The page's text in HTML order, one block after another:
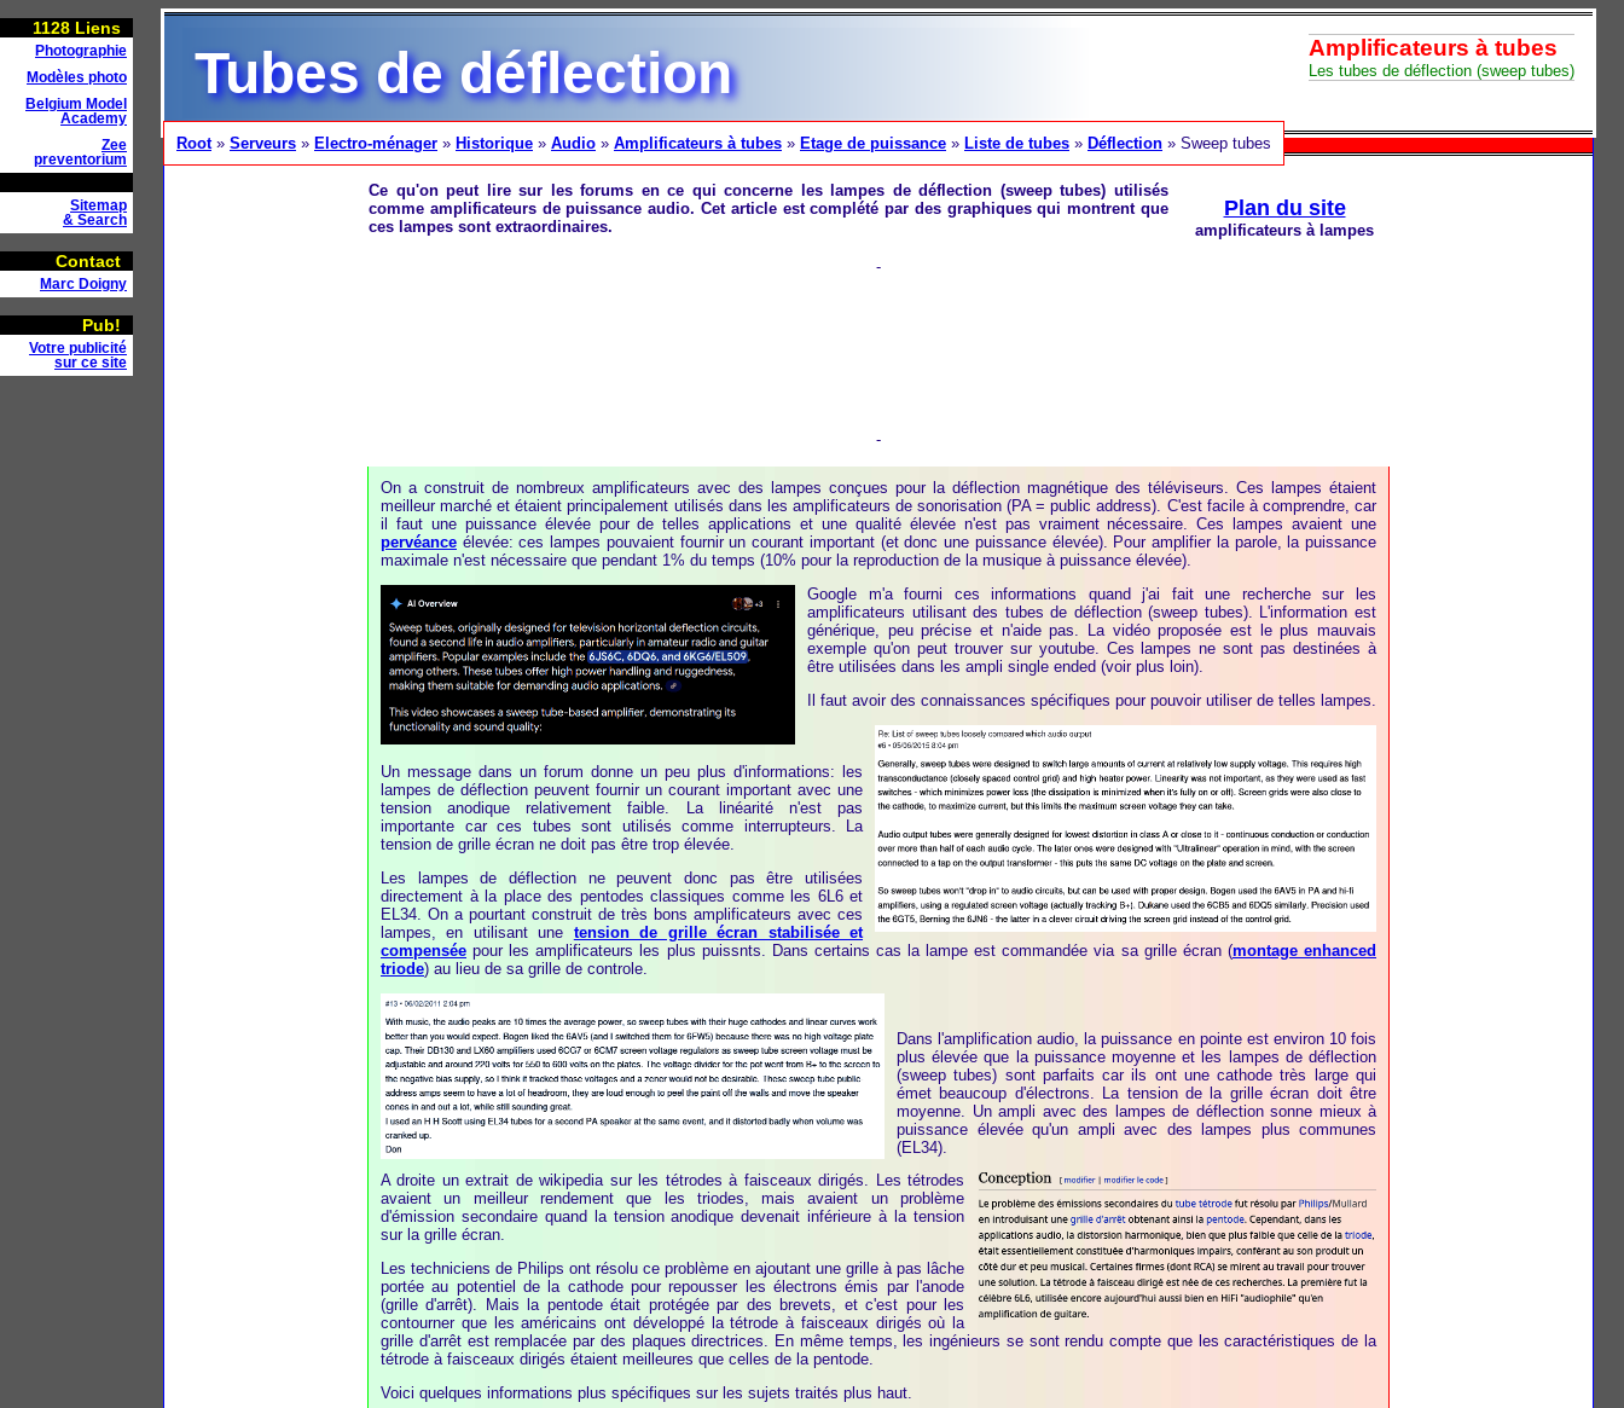
1128 Liens
Photographie
Modèles photo
Belgium Model
Academy
Zee
preventorium
Sitemap
& Search
Contact
Marc Doigny
Pub!
Votre publicité
sur ce site
Amplificateurs à tubes
Les tubes de déflection (sweep tubes)
Tubes de déflection
Root» Serveurs » Electro-ménager » Historique » Audio » Amplificateurs à tubes » Etage de puissance » Liste de tubes » Déflection » Sweep tubes
Plan du site
amplificateurs à lampes
Ce qu'on peut lire sur les forums en ce qui concerne les lampes de déflection (sweep tubes) utilisés
comme amplificateurs de puissance audio. Cet article est complété par des graphiques qui montrent que
ces lampes sont extraordinaires.
-
-
On a construit de nombreux amplificateurs avec des lampes conçues pour la déflection magnétique des téléviseurs. Ces lampes étaient
meilleur marché et étaient principalement utilisés dans les amplificateurs de sonorisation (PA = public address). C'est facile à comprendre, car
il faut une puissance élevée pour de telles applications et une qualité élevée n'est pas vraiment nécessaire. Ces lampes avaient une
pervéance élevée: ces lampes pouvaient fournir un courant important (et donc une puissance élevée). Pour amplifier la parole, la puissance
maximale n'est nécessaire que pendant 1% du temps (10% pour la reproduction de la musique à puissance élevée).
Google m'a fourni ces informations quand j'ai fait une recherche sur les
amplificateurs utilisant des tubes de déflection (sweep tubes). L'information est
générique, peu précise et n'aide pas. La vidéo proposée est le plus mauvais
exemple qu'on peut trouver sur youtube. Ces lampes ne sont pas destinées à
être utilisées dans les ampli single ended (voir plus loin).
Il faut avoir des connaissances spécifiques pour pouvoir utiliser de telles lampes.
Un message dans un forum donne un peu plus d'informations: les
lampes de déflection peuvent fournir un courant important avec une
tension anodique relativement faible. La linéarité n'est pas
importante car ces tubes sont utilisés comme interrupteurs. La
tension de grille écran ne doit pas être trop élevée.
Les lampes de déflection ne peuvent donc pas être utilisées
directement à la place des pentodes classiques comme les 6L6 et
EL34. On a pourtant construit de très bons amplificateurs avec ces
lampes, en utilisant une tension de grille écran stabilisée et
compensée pour les amplificateurs les plus puissnts. Dans certains cas la lampe est commandée via sa grille écran (montage enhanced
triode) au lieu de sa grille de controle.
Dans l'amplification audio, la puissance en pointe est environ 10 fois
plus élevée que la puissance moyenne et les lampes de déflection
(sweep tubes) sont parfaits car ils ont une cathode très large qui
émet beaucoup d'électrons. La tension de la grille écran doit être
moyenne. Un ampli avec des lampes de déflection sonne mieux à
puissance élevée qu'un ampli avec des lampes plus communes
(EL34).
A droite un extrait de wikipedia sur les tétrodes à faisceaux dirigés. Les tétrodes
avaient un meilleur rendement que les triodes, mais avaient un problème
d'émission secondaire quand la tension anodique devenait inférieure à la tension
sur la grille écran.
Les techniciens de Philips ont résolu ce problème en ajoutant une grille à pas lâche
portée au potentiel de la cathode pour repousser les électrons émis par l'anode
(grille d'arrêt). Mais la pentode était protégée par des brevets, et c'est pour les
contourner que les américains ont développé la tétrode à faisceaux dirigés où la
grille d'arrêt est remplacée par des plaques directrices. En même temps, les ingénieurs se sont rendu compte que les caractéristiques de la
tétrode à faisceaux dirigés étaient meilleures que celles de la pentode.
Voici quelques informations plus spécifiques sur les sujets traités plus haut.